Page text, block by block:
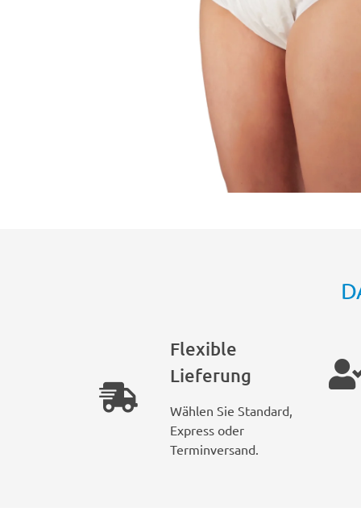
Flexible
Lieferung
Wählen Sie Standard,
Express oder
Terminversand.